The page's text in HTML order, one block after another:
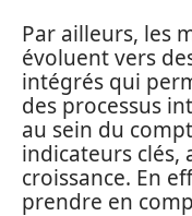
Par ailleurs, les
évoluent vers
intégrés qui
des processus
au sein du
indicateurs clés,
croissance. En
prendre en